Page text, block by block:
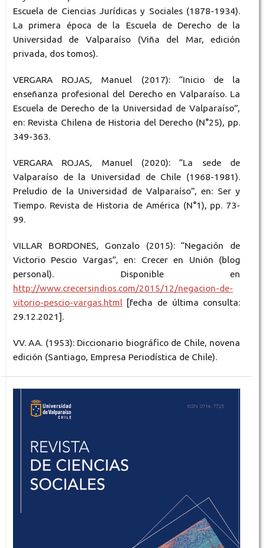
Escuela de Ciencias Jurídicas y Sociales (1878-1934).
La primera época de la Escuela de Derecho de la
Universidad de Valparaíso (Viña del Mar, edición
privada, dos tomos).
VERGARA ROJAS, Manuel (2017): “Inicio de la
enseñanza profesional del Derecho en Valparaíso. La
Escuela de Derecho de la Universidad de Valparaíso”,
en: Revista Chilena de Historia del Derecho (N°25), pp.
349-363.
VERGARA ROJAS, Manuel (2020): “La sede de
Valparaíso de la Universidad de Chile (1968-1981).
Preludio de la Universidad de Valparaíso”, en: Ser y
Tiempo. Revista de Historia de América (N°1), pp. 73-
99.
VILLAR BORDONES, Gonzalo (2015): “Negación de
Victorio Pescio Vargas”, en: Crecer en Unión (blog
personal). Disponible en
http://www.crecersindios.com/2015/12/negacion-de-
vitorio-pescio-vargas.html[fecha de última consulta:
29.12.2021].
VV. AA. (1953): Diccionario biográfico de Chile, novena
edición (Santiago, Empresa Periodística de Chile).